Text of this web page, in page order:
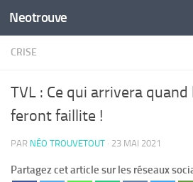
Skip to content
Neotrouve
CRISE
TVL : Ce qui arrivera
feront faillite !
PAR NÉO TROUVETOUT · 23 MAI 2021
Partagez cet article sur les réseaux